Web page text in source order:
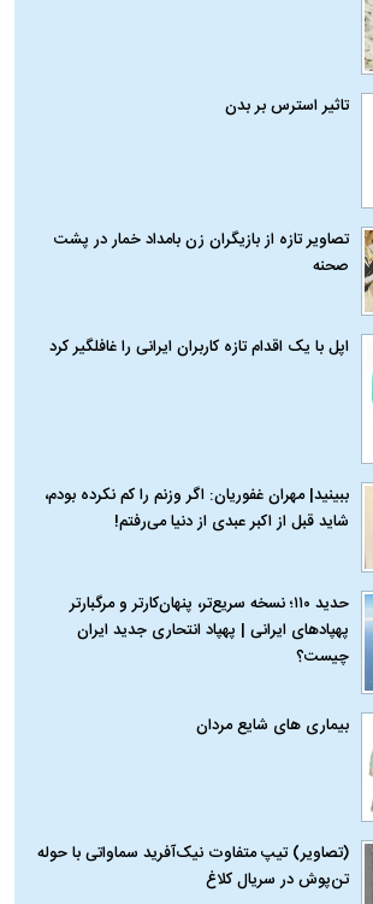
تاثیر استرس بر بدن
تصاویر تازه از بازیگران زن بامداد خمار در پشت
صحنه
اپل با یک اقدام تازه کاربران ایرانی را غافلگیر کرد
ببینید| مهران غفوریان: اگر وزنم را کم نکرده بودم،
شاید قبل از اکبر عبدی از دنیا می‌رفتم!
حدید ۱۱۰؛ نسخه سریع‌تر، پنهان‌کارتر و مرگبارتر
پهپادهای ایرانی | پهپاد انتحاری جدید ایران
چیست؟
بیماری‌ های شایع مردان
(تصاویر) تیپ متفاوت نیک‌آفرید سماواتی با حوله
تن‌پوش در سریال کلاغ